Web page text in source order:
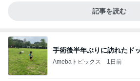
記事を読む
手術後半年ぶりに訪れたド
Amebaトピックス 1日前